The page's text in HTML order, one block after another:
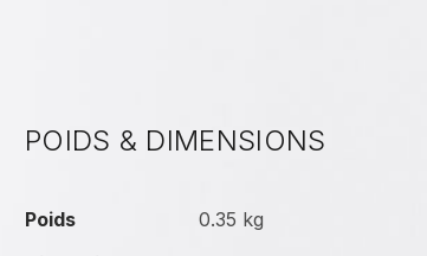
POIDS & DIMENSIONS
Poids
0.35 kg